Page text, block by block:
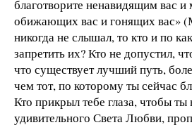
благотворите ненавидящим вас и
обижающих вас и гонящих вас»
никогда не слышал, то кто и по
запретить их? Кто не допустил,
что существует лучший путь,
чем тот, по которому ты сейчас
Кто прикрыл тебе глаза, чтобы ты
удивительного Света Любви,